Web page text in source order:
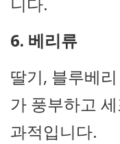
6. 베리류
딸기, 블루베
가 풍부하고
과적입니다.